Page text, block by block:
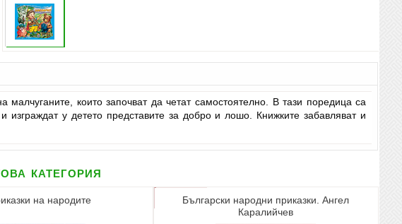
които започват да четат самостоятелно. В тази поредица са
изграждат у детето представите за добро и лошо. Книжките забавляват и
категория
на народите
Български народни приказки. Ангел
Каралийчев